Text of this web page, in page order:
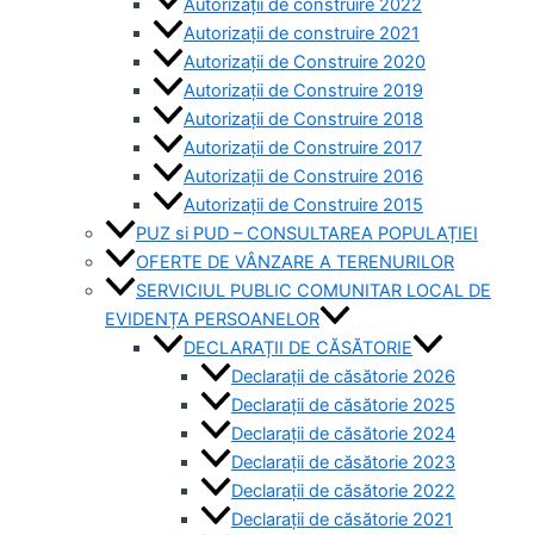
Autorizații de construire 2021
Autorizații de Construire 2020
Autorizații de Construire 2019
Autorizaţii de Construire 2018
Autorizaţii de Construire 2017
Autorizaţii de Construire 2016
Autorizaţii de Construire 2015
PUZ si PUD – CONSULTAREA POPULAȚIEI
OFERTE DE VÂNZARE A TERENURILOR
SERVICIUL PUBLIC COMUNITAR LOCAL DE
EVIDENȚA PERSOANELOR
DECLARAȚII DE CĂSĂTORIE
Declarații de căsătorie 2026
Declarații de căsătorie 2025
Declarații de căsătorie 2024
Declarații de căsătorie 2023
Declarații de căsătorie 2022
Declarații de căsătorie 2021